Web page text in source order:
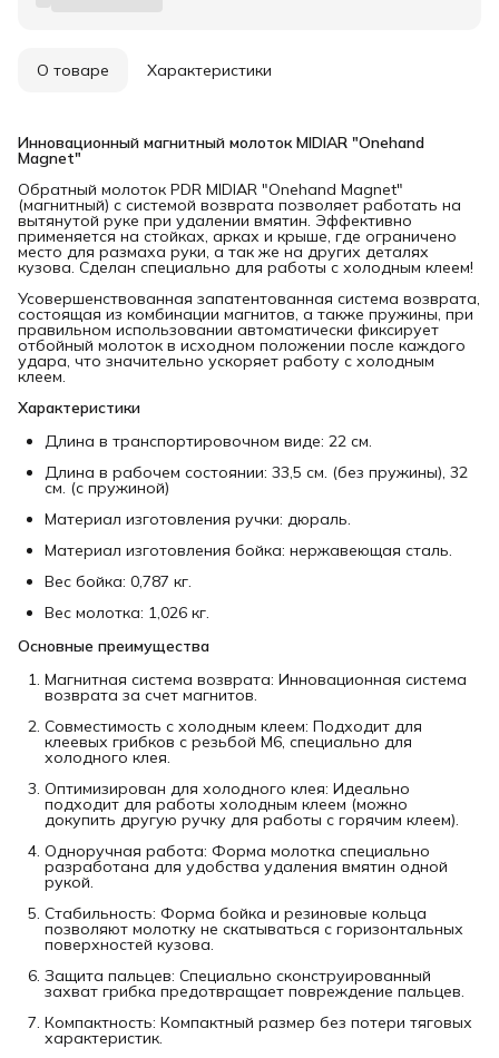
О товаре Характеристики
Инновационный магнитный молоток MIDIAR "Onehand
Magnet"
Обратный молоток PDR MIDIAR "Onehand Magnet"
(магнитный) с системой возврата позволяет работать на
вытянутой руке при удалении вмятин. Эффективно
применяется на стойках, арках и крыше, где ограничено
место для размаха руки, а так же на других деталях
кузова. Сделан специально для работы с холодным клеем!
Усовершенствованная запатентованная система возврата,
состоящая из комбинации магнитов, а также пружины, при
правильном использовании автоматически фиксирует
отбойный молоток в исходном положении после каждого
удара, что значительно ускоряет работу с холодным
клеем.
Характеристики
Длина в транспортировочном виде: 22 см.
Длина в рабочем состоянии: 33,5 см. (без пружины), 32
см. (с пружиной)
Материал изготовления ручки: дюраль.
Материал изготовления бойка: нержавеющая сталь.
Вес бойка: 0,787 кг.
Вес молотка: 1,026 кг.
Основные преимущества
Магнитная система возврата: Инновационная система
возврата за счет магнитов.
Совместимость с холодным клеем: Подходит для
клеевых грибков с резьбой М6, специально для
холодного клея.
Оптимизирован для холодного клея: Идеально
подходит для работы холодным клеем (можно
докупить другую ручку для работы с горячим клеем).
Одноручная работа: Форма молотка специально
разработана для удобства удаления вмятин одной
рукой.
Стабильность: Форма бойка и резиновые кольца
позволяют молотку не скатываться с горизонтальных
поверхностей кузова.
Защита пальцев: Специально сконструированный
захват грибка предотвращает повреждение пальцев.
Компактность: Компактный размер без потери тяговых
характеристик.